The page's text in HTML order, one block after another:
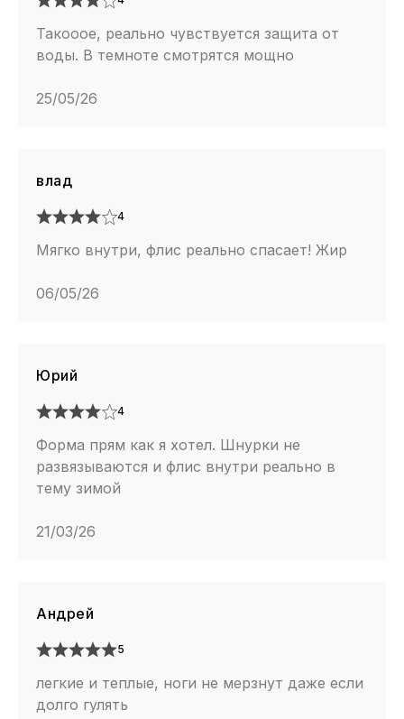
Такооое, реально чувствуется защита от
воды. В темноте смотрятся мощно
25/05/26
влад
4
Мягко внутри, флис реально спасает! Жир
06/05/26
Юрий
4
Форма прям как я хотел. Шнурки не
развязываются и флис внутри реально в
тему зимой
21/03/26
Андрей
5
легкие и теплые, ноги не мерзнут даже если
долго гулять